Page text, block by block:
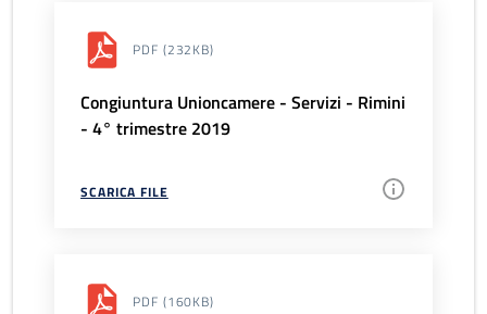
PDF (232KB)
Congiuntura Unioncamere - Servizi - Rimini
- 4° trimestre 2019
SCARICA FILE
PDF (160KB)